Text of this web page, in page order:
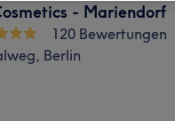
- Mariendorf
120 Bewertungen
Berlin